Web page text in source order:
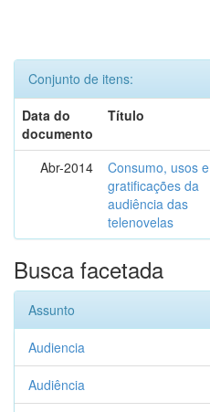
Conjunto de itens:
Data do
documento
Título
Abr-2014
Consumo, usos e
gratificações da
audiência das
telenovelas
Busca facetada
Assunto
Audiencia
Audiência